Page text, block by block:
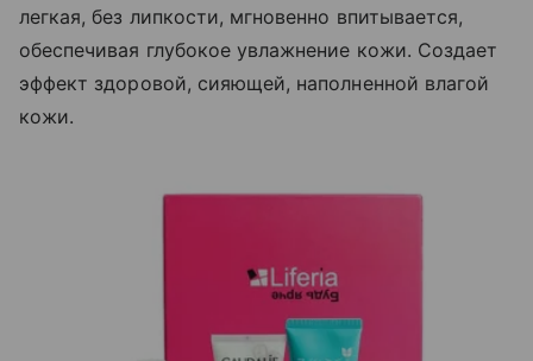
легкая, без липкости, мгновенно впитывается,
обеспечивая глубокое увлажнение кожи. Создает
эффект здоровой, сияющей, наполненной влагой
кожи.